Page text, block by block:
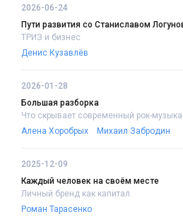
2026-06-24
Пути развития со Станиславом
ТРИЗ и бизнес
Денис Кузавлёв
2026-01-28
Большая разборка
Что скрывает современный рок-
Алена Хоробрых
Михаил Забродин
2025-12-09
Каждый человек на своём месте
Личный бренд как капитал
Роман Тарасенко